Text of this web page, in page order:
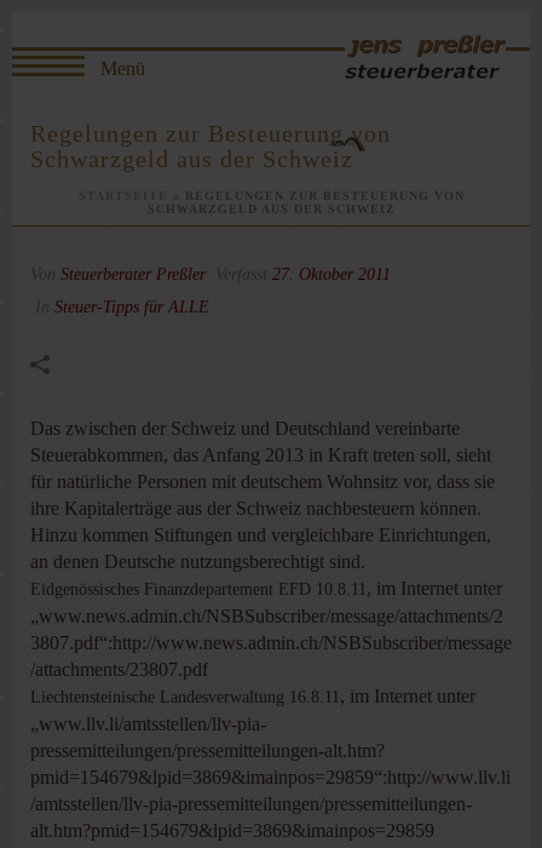
Regelungen zur Besteuerung von
Schwarzgeld aus der Schweiz
»
REGELUNGEN ZUR BESTEUERUNG VON
SCHWARZGELD AUS DER SCHWEIZ
Von Steuerberater Preßler Verfasst 27. Oktober 2011
In Steuer-Tipps für ALLE
Das zwischen der Schweiz und Deutschland vereinbarte
Steuerabkommen, das Anfang 2013 in Kraft treten soll, sieht
für natürliche Personen mit deutschem Wohnsitz vor, dass sie
ihre Kapitalerträge aus der Schweiz nachbesteuern können.
Hinzu kommen Stiftungen und vergleichbare Einrichtungen,
an denen Deutsche nutzungsberechtigt sind.
Eidgenössisches Finanzdepartement EFD 10.8.11, im Internet unter
„www.news.admin.ch/NSBSubscriber/message/attachments/2
3807.pdf“:http://www.news.admin.ch/NSBSubscriber/message
/attachments/23807.pdf
Liechtensteinische Landesverwaltung 16.8.11, im Internet unter
„www.llv.li/amtsstellen/llv-pia-
pressemitteilungen/pressemitteilungen-alt.htm?
pmid=154679&lpid=3869&imainpos=29859“:http://www.llv.li
/amtsstellen/llv-pia-pressemitteilungen/pressemitteilungen-
alt.htm?pmid=154679&lpid=3869&imainpos=29859